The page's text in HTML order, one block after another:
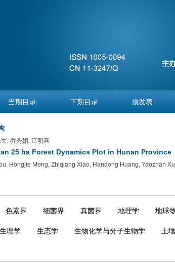
当期目录 下期目录 预发表
, 乔秀娟, 江明喜
25 ha Forest Dynamics Plot in Hunan Province
Hongjie Meng, Zhiqiang Xiao, Handong Huang, Yaozhan
色素界 细菌界 真菌界 地理学 地球
生理学 生态学 生物化学与分子生物学 土